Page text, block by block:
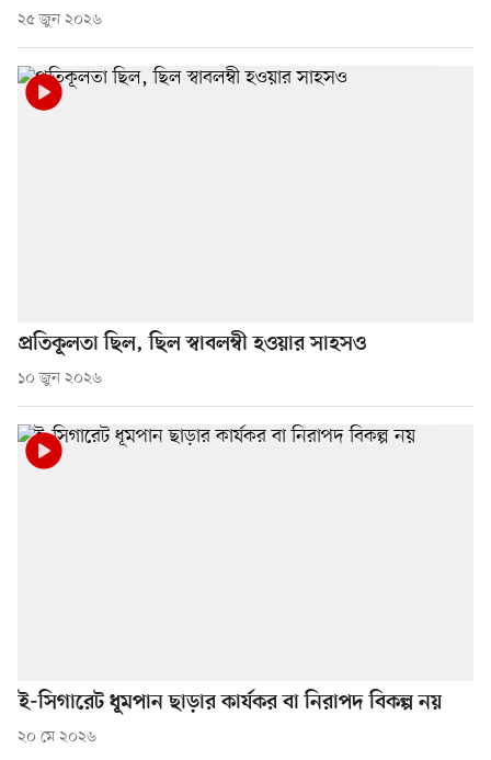
২৫ জুন ২০২৬
প্রতিকূলতা ছিল, ছিল স্বাবলম্বী হওয়ার সাহসও
১০ জুন ২০২৬
ই-সিগারেট ধূমপান ছাড়ার কার্যকর বা নিরাপদ বিকল্প নয়
২০ মে ২০২৬